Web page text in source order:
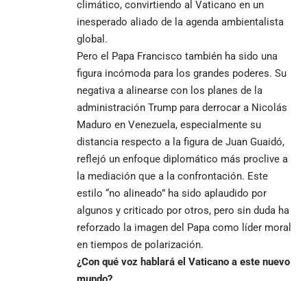
climático, convirtiendo al Vaticano en un
inesperado aliado de la agenda ambientalista
global.
Pero el Papa Francisco también ha sido una
figura incómoda para los grandes poderes. Su
negativa a alinearse con los planes de la
administración Trump para derrocar a Nicolás
Maduro en Venezuela, especialmente su
distancia respecto a la figura de Juan Guaidó,
reflejó un enfoque diplomático más proclive a
la mediación que a la confrontación. Este
estilo “no alineado” ha sido aplaudido por
algunos y criticado por otros, pero sin duda ha
reforzado la imagen del Papa como líder moral
en tiempos de polarización.
¿Con qué voz hablará el Vaticano a este nuevo